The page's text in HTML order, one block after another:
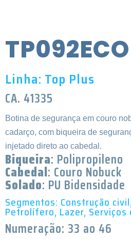
TP092ECO
Linha: Top Plus
CA. 41335
Botina de segurança em couro
cadarço, com biqueira de
injetado direto ao cabedal.
Biqueira: Polipropileno
Cabedal: Couro Nobuck
Solado: PU Bidensidade
Segmentos: Construção
Petrolífero, Lazer, Serviços
Numeração: 33 ao 46